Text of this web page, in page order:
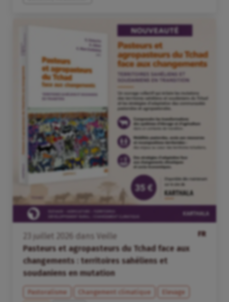
FR
juillet dans
Veille
Pasteurs et agropasteurs du Tchad face aux
changements : territoires sahéliens et
soudaniens en mutation
Pastoralisme Changement climatique
Elevage